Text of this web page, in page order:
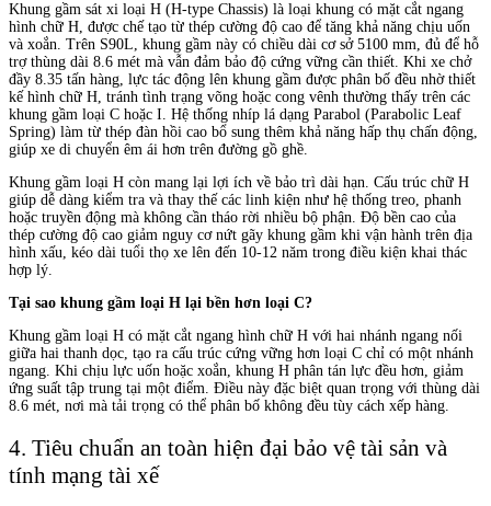
Khung gầm sát xi loại H (H-type Chassis) là loại khung có mặt cắt ngang
hình chữ H, được chế tạo từ thép cường độ cao để tăng khả năng chịu uốn
và xoắn. Trên S90L, khung gầm này có chiều dài cơ sở 5100 mm, đủ để hỗ
trợ thùng dài 8.6 mét mà vẫn đảm bảo độ cứng vững cần thiết. Khi xe chở
đầy 8.35 tấn hàng, lực tác động lên khung gầm được phân bố đều nhờ thiết
kế hình chữ H, tránh tình trạng võng hoặc cong vênh thường thấy trên các
khung gầm loại C hoặc I. Hệ thống nhíp lá dạng Parabol (Parabolic Leaf
Spring) làm từ thép đàn hồi cao bổ sung thêm khả năng hấp thụ chấn động,
giúp xe di chuyển êm ái hơn trên đường gồ ghề.
Khung gầm loại H còn mang lại lợi ích về bảo trì dài hạn. Cấu trúc chữ H
giúp dễ dàng kiểm tra và thay thế các linh kiện như hệ thống treo, phanh
hoặc truyền động mà không cần tháo rời nhiều bộ phận. Độ bền cao của
thép cường độ cao giảm nguy cơ nứt gãy khung gầm khi vận hành trên địa
hình xấu, kéo dài tuổi thọ xe lên đến 10-12 năm trong điều kiện khai thác
hợp lý.
Tại sao khung gầm loại H lại bền hơn loại C?
Khung gầm loại H có mặt cắt ngang hình chữ H với hai nhánh ngang nối
giữa hai thanh dọc, tạo ra cấu trúc cứng vững hơn loại C chỉ có một nhánh
ngang. Khi chịu lực uốn hoặc xoắn, khung H phân tán lực đều hơn, giảm
ứng suất tập trung tại một điểm. Điều này đặc biệt quan trọng với thùng dài
8.6 mét, nơi mà tải trọng có thể phân bố không đều tùy cách xếp hàng.
4. Tiêu chuẩn an toàn hiện đại bảo vệ tài sản và
tính mạng tài xế